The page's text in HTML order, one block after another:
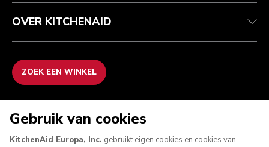
OVER KITCHENAID
ZOEK EEN WINKEL
Gebruik van cookies
KitchenAid Europa, Inc. gebruikt eigen cookies en cookies van